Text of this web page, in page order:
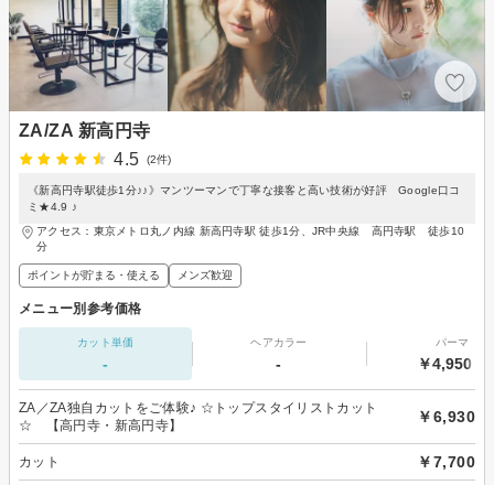
ZA/ZA 新高円寺
4.5
(2件)
《新高円寺駅徒歩1分♪♪》マンツーマンで丁寧な接客と高い技術が好評 Google口コ
ミ★4.9 ♪
アクセス：東京メトロ丸ノ内線 新高円寺駅 徒歩1分、JR中央線 高円寺駅 徒歩10
分
ポイントが貯まる・使える メンズ歓迎
メニュー別参考価格
カット単価
-
ヘアカラー
-
パーマ
￥4,950～
ZA／ZA独自カットをご体験♪ ☆トップスタイリストカット
☆ 【高円寺・新高円寺】
￥6,930
カット ￥7,700